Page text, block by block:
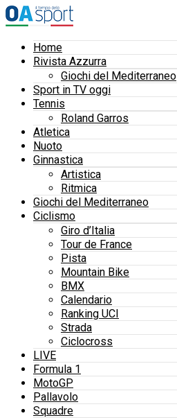
Home
Rivista Azzurra
Giochi del Mediterraneo
Sport in TV oggi
Tennis
Roland Garros
Atletica
Nuoto
Ginnastica
Artistica
Ritmica
Giochi del Mediterraneo
Ciclismo
Giro d’Italia
Tour de France
Pista
Mountain Bike
BMX
Calendario
Ranking UCI
Strada
Ciclocross
LIVE
Formula 1
MotoGP
Pallavolo
Squadre